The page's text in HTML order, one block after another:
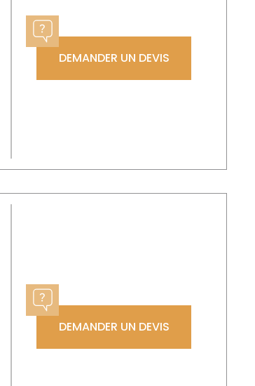
DEMANDER UN DEVIS
DEMANDER UN DEVIS